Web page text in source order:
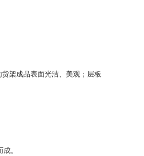
架成品表面光洁、美观；层板
。